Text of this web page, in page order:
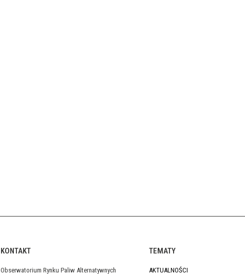
KONTAKT
Obserwatorium Rynku Paliw Alternatywnych
TEMATY
AKTUALNOŚCI